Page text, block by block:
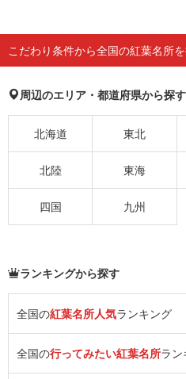
こだわり条件から全国の紅葉名所
周辺のエリア・都道府県から探す
北海道 東北
北陸 東海
四国 九州
ランキングから探す
全国の紅葉名所人気ランキング
全国の行ってみたい紅葉名所ラ